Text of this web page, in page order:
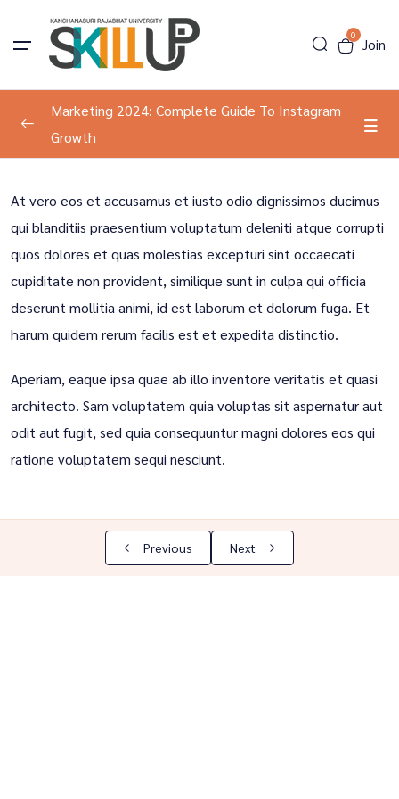
0
Join
Program Information
Tools Introduction 00:00
Development 0/1
Result Course
Marketing 2024: Complete Guide To Instagram
Growth
At vero eos et accusamus et iusto odio dignissimos ducimus
qui blanditiis praesentium voluptatum deleniti atque corrupti
quos dolores et quas molestias excepturi sint occaecati
cupiditate non provident, similique sunt in culpa qui officia
deserunt mollitia animi, id est laborum et dolorum fuga. Et
harum quidem rerum facilis est et expedita distinctio.
Aperiam, eaque ipsa quae ab illo inventore veritatis et quasi
architecto. Sam voluptatem quia voluptas sit aspernatur aut
odit aut fugit, sed quia consequuntur magni dolores eos qui
ratione voluptatem sequi nesciunt.
Previous Next